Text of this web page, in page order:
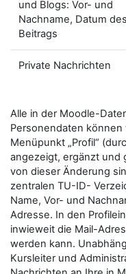
und Blogs: Vor- und
Nachname, Datum des
Beitrags
Private Nachrichten
Alle in der Moodle-
Personendaten
Menüpunkt „Profil“
angezeigt, ergänzt und
von dieser Änderung
zentralen TU-ID-
Name, Vor- und
Adresse. In den
inwieweit die Mail-
werden kann.
Kursleiter und